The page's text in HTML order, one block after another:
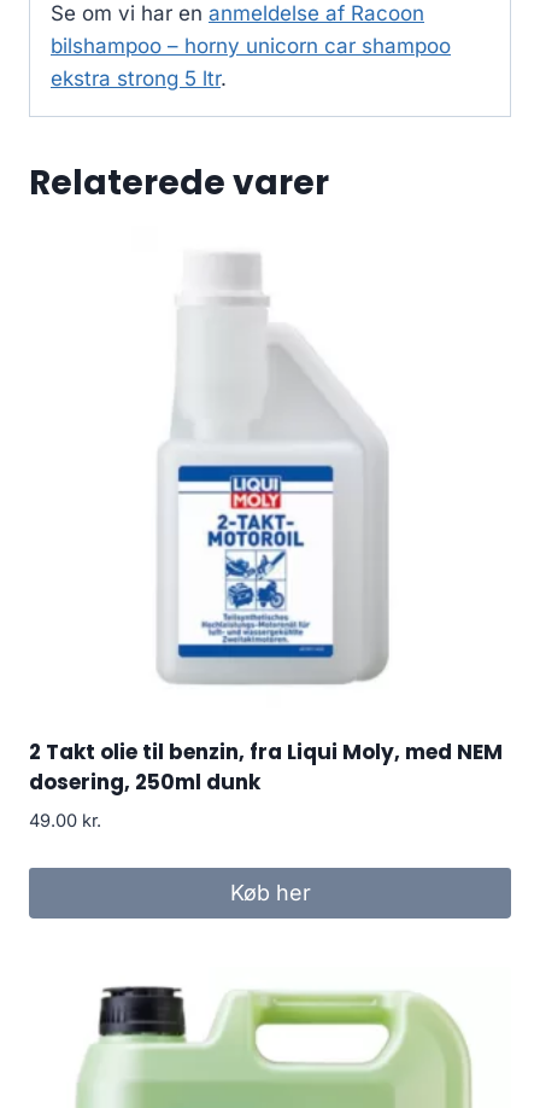
Se om vi har en anmeldelse af Racoon
bilshampoo – horny unicorn car shampoo
ekstra strong 5 ltr.
Relaterede varer
2 Takt olie til benzin, fra Liqui Moly, med NEM
dosering, 250ml dunk
49.00 kr.
Køb her